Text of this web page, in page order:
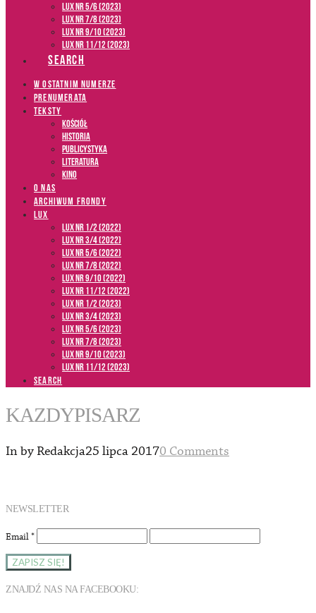
LUX NR 5/6 (2023)
LUX NR 7/8 (2023)
LUX NR 9/10 (2023)
LUX NR 11/12 (2023)
SEARCH
W OSTATNIM NUMERZE
PRENUMERATA
TEKSTY
Kościół
Historia
Publicystyka
Literatura
Kino
O NAS
ARCHIWUM FRONDY
LUX
LUX NR 1/2 (2022)
LUX NR 3/4 (2022)
LUX NR 5/6 (2022)
LUX NR 7/8 (2022)
LUX nr 9/10 (2022)
LUX NR 11/12 (2022)
LUX NR 1/2 (2023)
LUX NR 3/4 (2023)
LUX NR 5/6 (2023)
LUX NR 7/8 (2023)
LUX NR 9/10 (2023)
LUX NR 11/12 (2023)
SEARCH
KAZDYPISARZ
In by Redakcja25 lipca 20170 Comments
NEWSLETTER
Email*
ZNAJDŹ NAS NA FACEBOOKU: